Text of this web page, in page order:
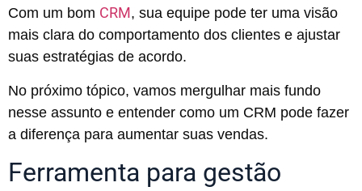
Com um bom CRM, sua equipe pode ter uma visão
mais clara do comportamento dos clientes e ajustar
suas estratégias de acordo.
No próximo tópico, vamos mergulhar mais fundo
nesse assunto e entender como um CRM pode fazer
a diferença para aumentar suas vendas.
Ferramenta para gestão